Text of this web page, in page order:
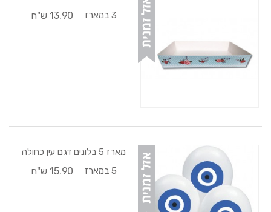
3 במארז
13.90 ש"ח
מארז 5 בלונים דגם עין כחולה
5 במארז
15.90 ש"ח